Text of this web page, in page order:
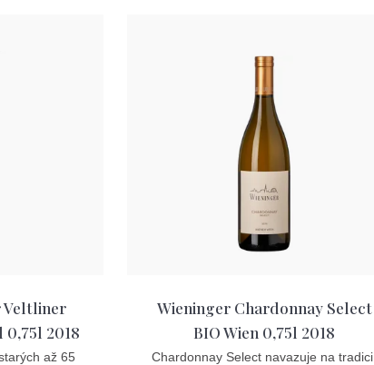
Veltliner
0,75l 2018
až 65
Wieninger Chardonnay Select
BIO Wien 0,75l 2018
Chardonnay Select navazuje na tradici,